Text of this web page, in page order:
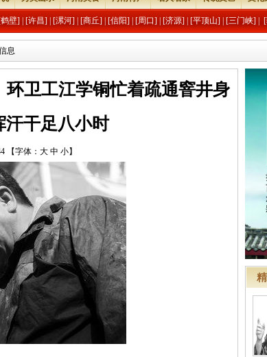
壁] [许昌] [漯河] [商丘] [信阳] [周口] [济源] [平顶山] [三门峡]
息
卫工江学铜忙着疏通窨井身
干足八小时
【字体： 大 中 小】